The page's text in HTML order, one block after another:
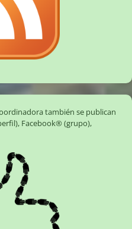
también se publican
, Facebook® (grupo),